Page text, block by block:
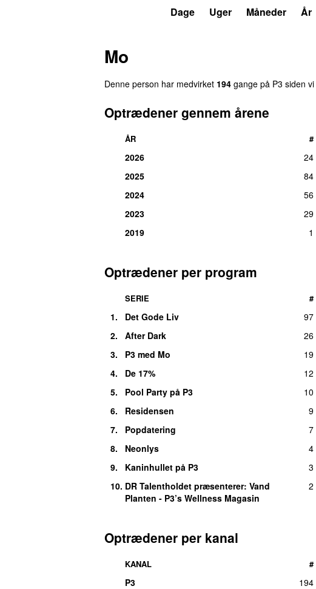
Dage Uger Måneder År
Mo
Denne person har medvirket 194 gange på P3 siden
Optrædener gennem årene
ÅR #
2026
24
2025
84
2024
56
2023
29
2019
1
Optrædener per program
SERIE #
1. Det Gode Liv
97
2.
After Dark
26
3.
P3 med Mo
19
4.
De 17%
12
5.
Pool Party på P3
10
6.
Residensen
9
7.
Popdatering
7
8.
Neonlys
4
9.
Kaninhullet på P3
3
10. DR Talentholdet præsenterer: Vand
Planten - P3’s Wellness Magasin
2
Optrædener per kanal
KANAL #
P3
194